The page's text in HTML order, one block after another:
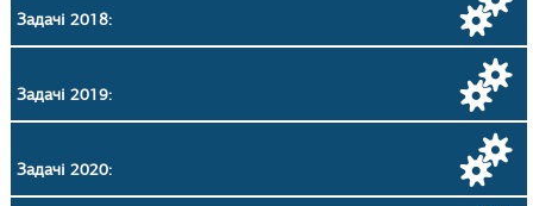
Задачі 2018:
Задачі 2019:
Задачі 2020: